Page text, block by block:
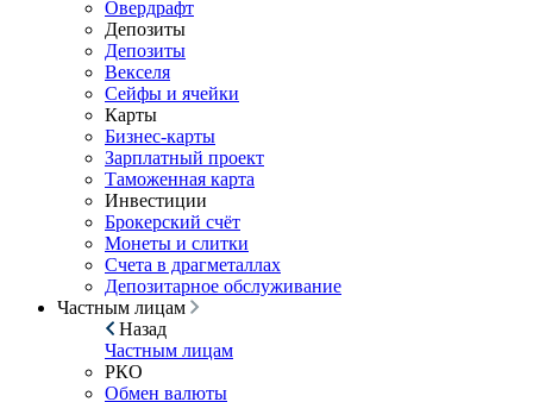
Овердрафт
Депозиты
Депозиты
Векселя
Сейфы и ячейки
Карты
Бизнес-карты
Зарплатный проект
Таможенная карта
Инвестиции
Брокерский счёт
Монеты и слитки
Счета в драгметаллах
Депозитарное обслуживание
Частным лицам
Назад
Частным лицам
РКО
Обмен валюты